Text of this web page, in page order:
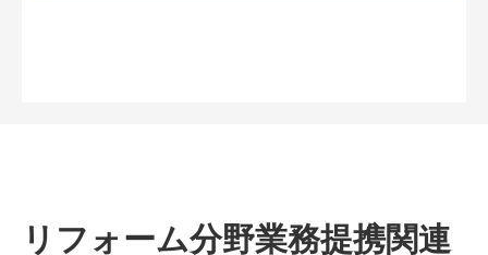
リフォーム分野業務提携関連